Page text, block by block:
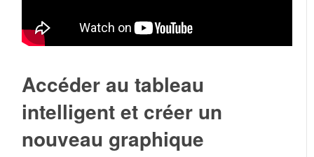
Accéder au tableau
intelligent et créer un
nouveau graphique